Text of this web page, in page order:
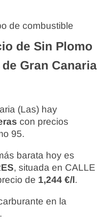
de combustible
de Sin Plomo
Gran Canaria
(Las) hay
con precios
95.
barata hoy es
, situada en CALLE
de 1,244 €/l.
en la
.